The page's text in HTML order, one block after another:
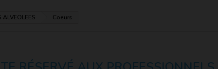
ALVEOLEES Coeurs